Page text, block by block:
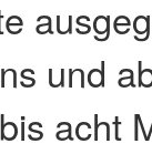
und
acht